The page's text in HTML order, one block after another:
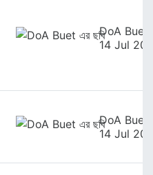
DoA Buet
14 Jul
DoA Buet
14 Jul